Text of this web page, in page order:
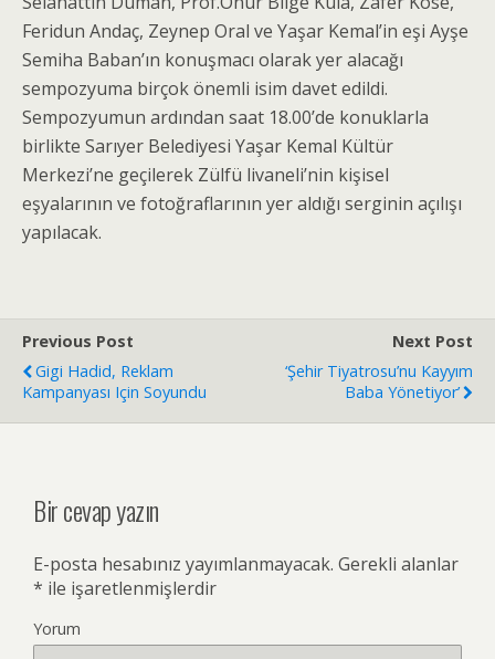
Feridun Andaç, Zeynep Oral ve Yaşar Kemal’in eşi Ayşe
Semiha Baban’ın konuşmacı olarak yer alacağı
sempozyuma birçok önemli isim davet edildi.
Sempozyumun ardından saat 18.00’de konuklarla
birlikte Sarıyer Belediyesi Yaşar Kemal Kültür
Merkezi’ne geçilerek Zülfü livaneli’nin kişisel
eşyalarının ve fotoğraflarının yer aldığı serginin açılışı
yapılacak.
Previous Post
Gigi Hadid, Reklam
Kampanyası Için Soyundu
Next Post
‘Şehir Tiyatrosu’nu Kayyım
Baba Yönetiyor’
Bir cevap yazın
E-posta hesabınız yayımlanmayacak. Gerekli alanlar
* ile işaretlenmişlerdir
Yorum